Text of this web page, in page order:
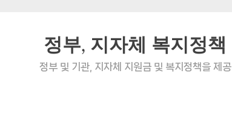
정부, 지자체 복지정책
정부 및 기관, 지자체 지원금 및 복지정책을 제공